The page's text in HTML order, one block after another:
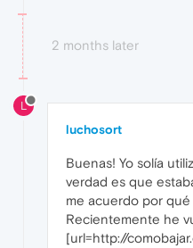
2 months later
L
luchosort
Buenas! Yo solía
verdad es que
me acuerdo por
Recientemente he
[url=http://